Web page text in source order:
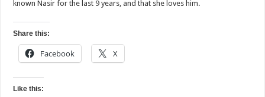
known Nasir for the last 9 years, and that she loves him.
Share this:
Facebook X
Like this: